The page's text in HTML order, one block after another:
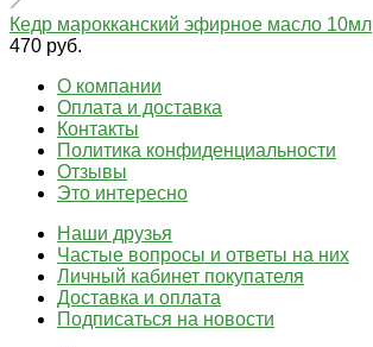
Кедр марокканский эфирное масло 10мл
470 руб.
О компании
Оплата и доставка
Контакты
Политика конфиденциальности
Отзывы
Это интересно
Наши друзья
Частые вопросы и ответы на них
Личный кабинет покупателя
Доставка и оплата
Подписаться на новости